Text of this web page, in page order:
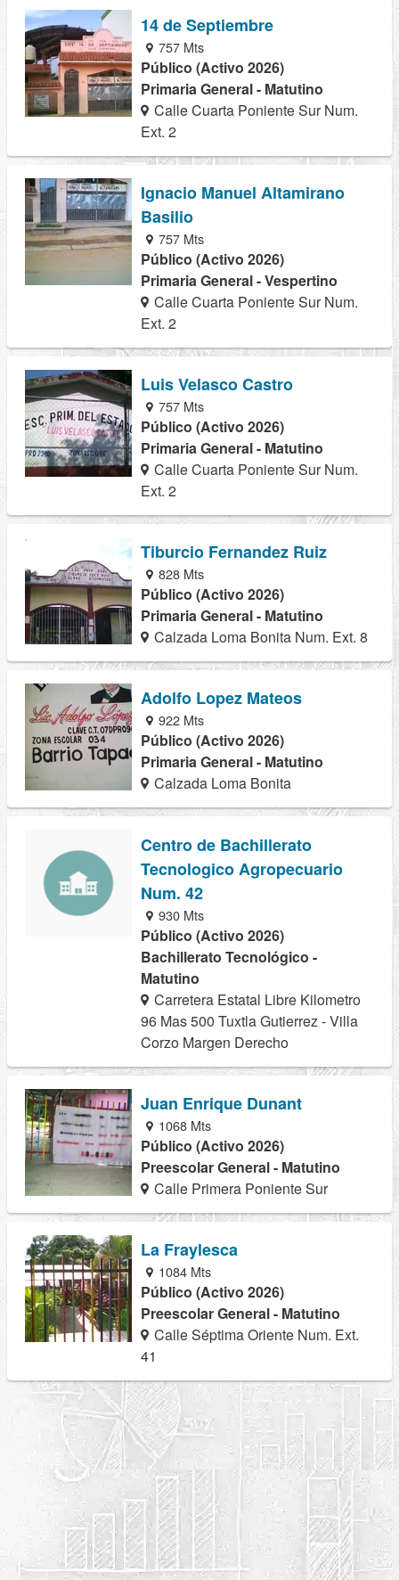
14 de Septiembre
757 Mts
Público (Activo 2026)
Primaria General - Matutino
Calle Cuarta Poniente Sur Num.
Ext. 2
Ignacio Manuel Altamirano
Basilio
757 Mts
Público (Activo 2026)
Primaria General - Vespertino
Calle Cuarta Poniente Sur Num.
Ext. 2
Luis Velasco Castro
757 Mts
Público (Activo 2026)
Primaria General - Matutino
Calle Cuarta Poniente Sur Num.
Ext. 2
Tiburcio Fernandez Ruiz
828 Mts
Público (Activo 2026)
Primaria General - Matutino
Calzada Loma Bonita Num. Ext. 8
Adolfo Lopez Mateos
922 Mts
Público (Activo 2026)
Primaria General - Matutino
Calzada Loma Bonita
Centro de Bachillerato
Tecnologico Agropecuario
Num. 42
930 Mts
Público (Activo 2026)
Bachillerato Tecnológico -
Matutino
Carretera Estatal Libre Kilometro
96 Mas 500 Tuxtla Gutierrez - Villa
Corzo Margen Derecho
Juan Enrique Dunant
1068 Mts
Público (Activo 2026)
Preescolar General - Matutino
Calle Primera Poniente Sur
La Fraylesca
1084 Mts
Público (Activo 2026)
Preescolar General - Matutino
Calle Séptima Oriente Num. Ext.
41